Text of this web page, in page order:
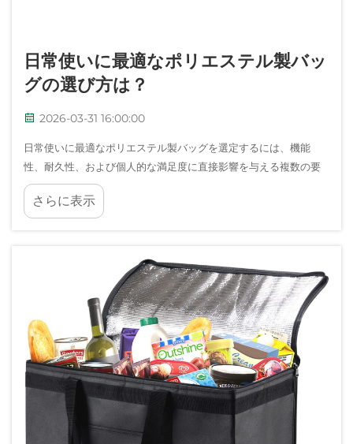
日常使いに最適なポリエステル製バッ
グの選び方は？
2026-03-31 16:00:00
日常使いに最適なポリエステル製バッグを選定するには、機能
性、耐久性、および個人的な満足度に直接影響を与える複数の要
素を慎重に検討する必要があります。適切に選ばれたポリエステ
ル製バッグは、日常生活にすばやく溶け込む必需品となります……
さらに表示